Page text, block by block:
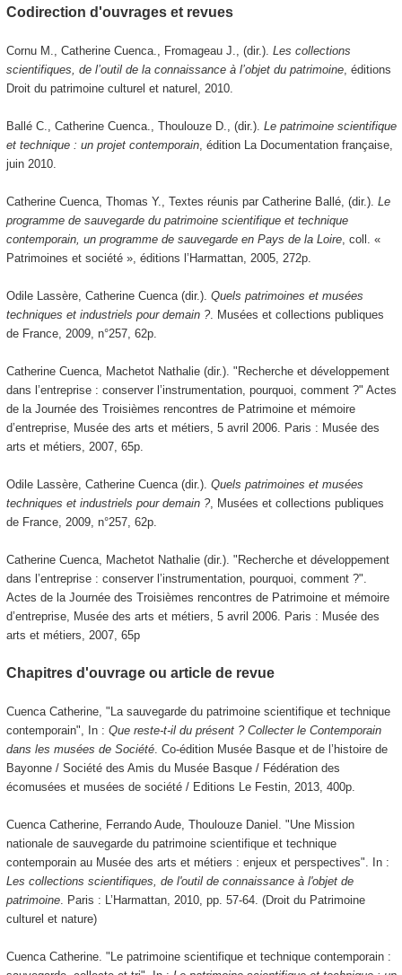
Codirection d'ouvrages et revues
Cornu M., Catherine Cuenca., Fromageau J., (dir.). Les collections
scientifiques, de l’outil de la connaissance à l’objet du patrimoine, éditions
Droit du patrimoine culturel et naturel, 2010.
Ballé C., Catherine Cuenca., Thoulouze D., (dir.). Le patrimoine scientifique
et technique : un projet contemporain, édition La Documentation française,
juin 2010.
Catherine Cuenca, Thomas Y., Textes réunis par Catherine Ballé, (dir.). Le
programme de sauvegarde du patrimoine scientifique et technique
contemporain, un programme de sauvegarde en Pays de la Loire, coll. «
Patrimoines et société », éditions l’Harmattan, 2005, 272p.
Odile Lassère, Catherine Cuenca (dir.). Quels patrimoines et musées
techniques et industriels pour demain ?. Musées et collections publiques
de France, 2009, n°257, 62p.
Catherine Cuenca, Machetot Nathalie (dir.). "Recherche et développement
dans l’entreprise : conserver l’instrumentation, pourquoi, comment ?" Actes
de la Journée des Troisièmes rencontres de Patrimoine et mémoire
d’entreprise, Musée des arts et métiers, 5 avril 2006. Paris : Musée des
arts et métiers, 2007, 65p.
Odile Lassère, Catherine Cuenca (dir.). Quels patrimoines et musées
techniques et industriels pour demain ?, Musées et collections publiques
de France, 2009, n°257, 62p.
Catherine Cuenca, Machetot Nathalie (dir.). "Recherche et développement
dans l’entreprise : conserver l’instrumentation, pourquoi, comment ?".
Actes de la Journée des Troisièmes rencontres de Patrimoine et mémoire
d’entreprise, Musée des arts et métiers, 5 avril 2006. Paris : Musée des
arts et métiers, 2007, 65p
Chapitres d'ouvrage ou article de revue
Cuenca Catherine, "La sauvegarde du patrimoine scientifique et technique
contemporain", In : Que reste-t-il du présent ? Collecter le Contemporain
dans les musées de Société. Co-édition Musée Basque et de l’histoire de
Bayonne / Société des Amis du Musée Basque / Fédération des
écomusées et musées de société / Editions Le Festin, 2013, 400p.
Cuenca Catherine, Ferrando Aude, Thoulouze Daniel. "Une Mission
nationale de sauvegarde du patrimoine scientifique et technique
contemporain au Musée des arts et métiers : enjeux et perspectives". In :
Les collections scientifiques, de l'outil de connaissance à l'objet de
patrimoine. Paris : L’Harmattan, 2010, pp. 57-64. (Droit du Patrimoine
culturel et nature)
Cuenca Catherine. "Le patrimoine scientifique et technique contemporain :